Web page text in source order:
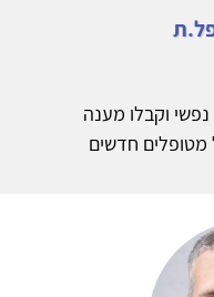
נפשי וקבלו מענה
מטופלים חדשים